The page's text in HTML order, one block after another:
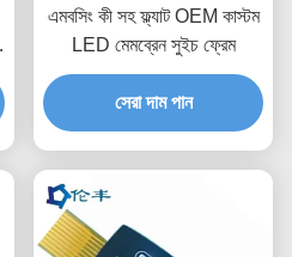
এমবসিং কী সহ ফ্ল্যাট OEM কাস্টম
LED মেমব্রেন সুইচ ফ্রেম
সেরা দাম পান